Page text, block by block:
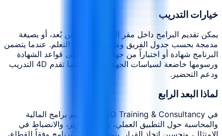
خيارات التدريب
يمكن تقديم البرامج داخل مقر المؤسسة، أو عن بُعد، أو بصيغة
مدمجة بحسب جدول الفريق وموقعه وأهداف التعلم. عندما يتضمن
البرنامج شهادة أو اختباراً من جهة خارجية، تبقى قواعد الشهادة
ورسومها خاضعة لسياسات الجهة المانحة، بينما تقدم 4D التدريب
ودعم التحضير.
لماذا البعد الرابع
في 4D Training & Consultancy يتم تصميم برامج المالية
والمحاسبة حول التطبيق العملي، ودقة التقارير، والانضباط في
الامتثال، وتحسين اتخاذ القرار. يتم تكييف كل برنامج وفقاً للقطاع،